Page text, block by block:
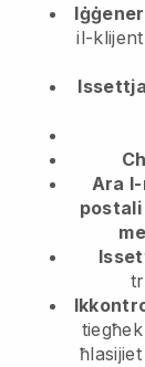
il-klijent
Issettja
Ara